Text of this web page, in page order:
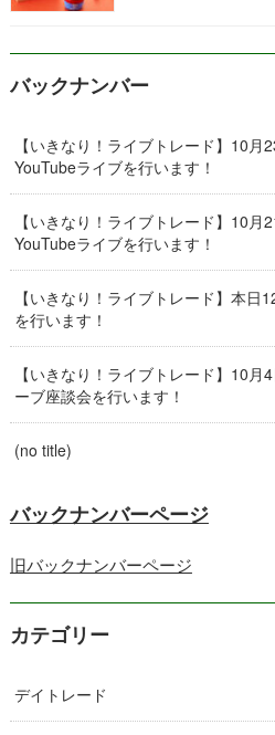
バックナンバー
【いきなり！ライブトレード】10月
YouTubeライブを行います！
【いきなり！ライブトレード】10月
YouTubeライブを行います！
【いきなり！ライブトレード】本日
を行います！
【いきなり！ライブトレード】10月
ーブ座談会を行います！
(no title)
バックナンバーページ
旧バックナンバーページ
カテゴリー
デイトレード